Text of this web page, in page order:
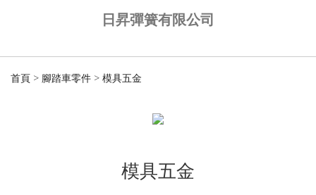
日昇彈簧有限公司
首頁 > 腳踏車零件 > 模具五金
模具五金